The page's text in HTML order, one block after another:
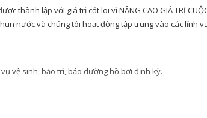
thành lập với giá trị cốt lõi vì NÂNG CAO GIÁ TRỊ
nước và chúng tôi hoạt động tập trung vào các lĩnh
vệ sinh, bảo trì, bảo dưỡng hồ bơi định kỳ.